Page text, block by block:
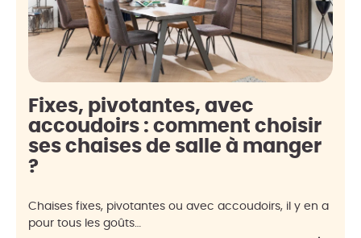
Fixes, pivotantes, avec
accoudoirs : comment choisir
ses chaises de salle à manger
?
Chaises fixes, pivotantes ou avec accoudoirs, il y en a
pour tous les goûts…